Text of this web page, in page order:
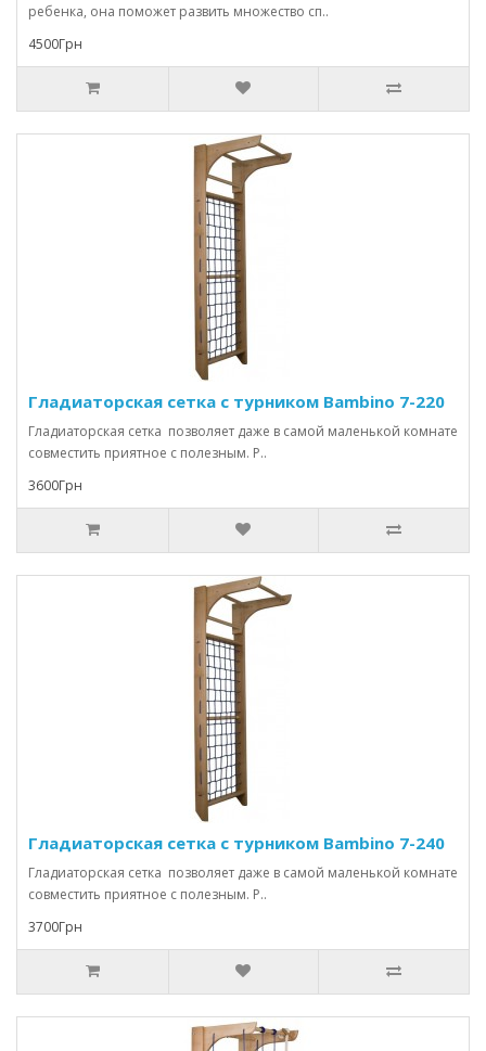
ребенка, она поможет развить множество сп..
4500Грн
Гладиаторская сетка с турником Bambino 7-220
Гладиаторская сетка позволяет даже в самой маленькой комнате
совместить приятное с полезным. Р..
3600Грн
Гладиаторская сетка с турником Bambino 7-240
Гладиаторская сетка позволяет даже в самой маленькой комнате
совместить приятное с полезным. Р..
3700Грн